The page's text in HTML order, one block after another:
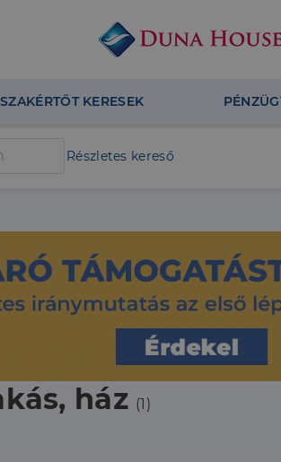
SZAKÉRTŐT KERESEK
Részletes kereső
ház (1)